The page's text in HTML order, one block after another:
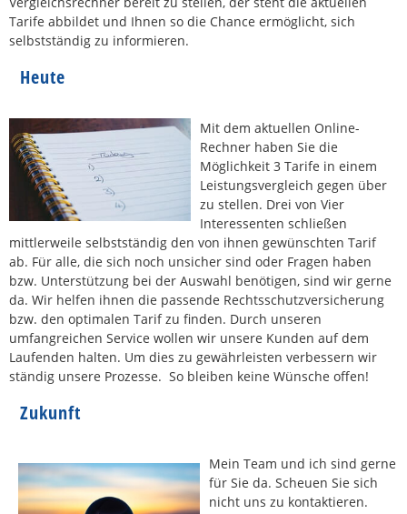
Tarife abbildet und Ihnen so die Chance ermöglicht, sich
selbstständig zu informieren.
Heute
Mit dem aktuellen Online-
Rechner haben Sie die
Möglichkeit 3 Tarife in einem
Leistungsvergleich gegen über
zu stellen. Drei von Vier
Interessenten schließen
mittlerweile selbstständig den von ihnen gewünschten Tarif
ab. Für alle, die sich noch unsicher sind oder Fragen haben
bzw. Unterstützung bei der Auswahl benötigen, sind wir gerne
da. Wir helfen ihnen die passende Rechtsschutzversicherung
bzw. den optimalen Tarif zu finden. Durch unseren
umfangreichen Service wollen wir unsere Kunden auf dem
Laufenden halten. Um dies zu gewährleisten verbessern wir
ständig unsere Prozesse. So bleiben keine Wünsche offen!
Zukunft
Mein Team und ich sind gerne
für Sie da. Scheuen Sie sich
nicht uns zu kontaktieren.